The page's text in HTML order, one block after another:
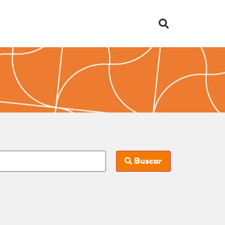
Buscar